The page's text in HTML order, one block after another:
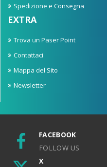
Spedizione e Consegna
EXTRA
Trova un Paser Point
Contattaci
Mappa del Sito
Newsletter
FACEBOOK
FOLLOW US
X